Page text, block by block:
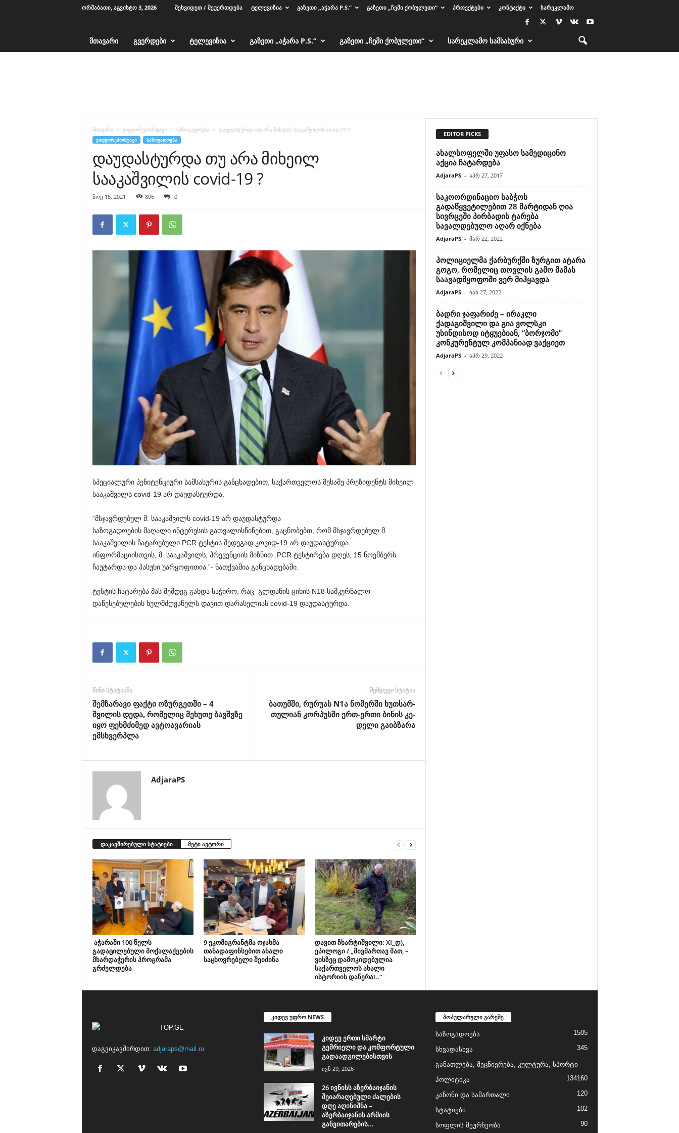
ᲝᲠᲨᲐᲑᲐᲗᲘ, ᲐᲒᲕᲘᲡᲢᲝ 3, 2026 ᲨᲔᲮᲕᲘᲓᲔᲗ / ᲨᲔᲣᲔᲠᲗᲓᲔᲑᲐ ᲢᲔᲚᲔᲕᲘᲖᲘᲐ ᲒᲐᲖᲔᲗᲘ „ᲐᲭᲐᲠᲐ P.S.“ ᲒᲐᲖᲔᲗᲘ „ᲩᲔᲛᲘ ᲥᲝᲑᲣᲚᲔᲗᲘ“ ᲞᲠᲝᲔᲥᲢᲔᲑᲘ ᲙᲝᲜᲢᲐᲥᲢᲘ ᲡᲐᲠᲔᲙᲚᲐᲛᲝ
ᲛᲗᲐᲕᲐᲠᲘ ᲒᲕᲔᲠᲓᲔᲑᲘ ᲢᲔᲚᲔᲕᲘᲖᲘᲐ ᲒᲐᲖᲔᲗᲘ „ᲐᲭᲐᲠᲐ P.S.“ ᲒᲐᲖᲔᲗᲘ „ᲩᲔᲛᲘ ᲥᲝᲑᲣᲚᲔᲗᲘ“ ᲡᲐᲠᲔᲙᲚᲐᲛᲝ ᲡᲐᲛᲡᲐᲮᲣᲠᲘ
მთავარი ვიდეორეპორტაჟი საზოგადოება დაუდასტურდა თუ არა მიხეილ სააკაშვილის covid-19 ?
ᲕᲘᲓᲔᲝᲠᲔᲞᲝᲠᲢᲐᲟᲘ ᲡᲐᲖᲝᲒᲐᲓᲝᲔᲑᲐ
დაუდასტურდა თუ არა მიხეილ
სააკაშვილის covid-19 ?
ნოე 15, 2021 806 0
სპეციალური პენიტენციური სამსახურის განცხადებით, საქართველოს მესამე პრეზიდენტს მიხეილ
სააკაშვილს covid-19 არ დაუდასტურდა.
“მსჯავრდებულ მ. სააკაშვილს covid-19 არ დაუდასტურდა
საზოგადოების მაღალი ინტერესის გათვალისწინებით, გაცნობებთ, რომ მსჯავრდებულ მ.
სააკაშვილის ჩატარებული PCR ტესტის შედეგად კოვიდ-19 არ დაუდასტურდა.
ინფორმაციისთვის, მ. სააკაშვილს, პრევენციის მიზნით ,PCR ტესტირება დღეს, 15 ნოემბერს
ჩაუტარდა და პასუხი უარყოფითია.”- ნათქვამია განცხადებაში.
ტესტის ჩატარება მას შემდეგ გახდა საჭირო, რაც გლდანის ციხის N18 სამკურნალო
დაწესებულების ხელმძღვანელს დავით დარასელიას covid-19 დაუდასტურდა.
წინა სტატიაში
შემზარავი ფაქტი ოზურგეთში – 4
შვილის დედა, რომელიც მეხუთე ბავშვზე
იყო ფეხმძიმედ ავტოავარიას
ემსხვერპლა
შემდეგი სტატია
ბა­თუმ­ში, რუ­რუ­ას N1ა ნომერში ხუთ­სარ­
თუ­ლი­ან კორ­პუს­ში ერთ-ერთი ბი­ნის კე­
დე­ლი გაიბზარა
AdjaraPS
დაკავშირებული სტატიები მეტი ავტორი
აჭარაში 100 წელს
გადაცილებული მოქალაქეების
მხარდაჭერის პროგრამა
გრძელდება
9 ეკომიგრანტმა ოჯახმა
თანადაფინსებით ახალი
საცხოვრებელი შეიძინა
დავით ჩხარტიშვილი: XI_დ),
ეპილოგი / „მივმართავ მათ, –
ვისზეც დამოკიდებულია
საქართველოს ახალი
ისტორიის დაწერა!..“
EDITOR PICKS
ახალსოფელში უფასო სამედიცინო
აქცია ჩატარდება
AdjaraPS - აპრ 27, 2017
საკოორდინაციო საბჭოს
გადაწყვეტილებით 28 მარტიდან ღია
სივრცეში პირბადის ტარება
სავალდებულო აღარ იქნება
AdjaraPS - მარ 22, 2022
პოლიციელმა ქარბურქში ზურგით ატარა
გოგო, რომელიც თოვლის გამო მამას
საავადმყოფოში ვერ მიჰყავდა
AdjaraPS - იან 27, 2022
ბადრი ჯაფარიძე – ირაკლი
ქადაგიშვილი და გია ვოლსკი
უსინდისოდ იტყუებიან, “ბორჯომი”
კონკურენტულ კომპანიად ვაქციეთ
AdjaraPS - აპრ 29, 2022
დაგვიკავშირდით: adjaraps@mail.ru
კიდევ უფრო NEWS
კიდევ ერთი სმარტი
გემრიელი და კომფორტული
გადაადგილებისთვის
ივნ 29, 2026
26 ივნისს აზერბაიჯანის
შეიარაღებული ძალების
დღე აღინიშნა –
აზერბაიჯანის არმიის
განვითარების...
პოპულარული გარეშე
საზოგადოება 1505
სხვადასხვა 345
განათლება, მეცნიერება, კულტურა, სპორტი
160
პოლიტიკა 134
კანონი და სამართალი 120
სტატიები 102
სოფლის მეურნეობა 90